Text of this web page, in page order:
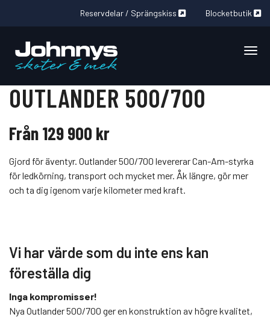
Reservdelar / Sprängskiss Blocketbutik
2026
OUTLANDER 500/700
Från 129 900 kr
Gjord för äventyr. Outlander 500/700 levererar Can-Am-styrka
för ledkörning, transport och mycket mer. Åk längre, gör mer
och ta dig igenom varje kilometer med kraft.
Vi har värde som du inte ens kan
föreställa dig
Inga kompromisser!
Nya Outlander 500/700 ger en konstruktion av högre kvalitet,